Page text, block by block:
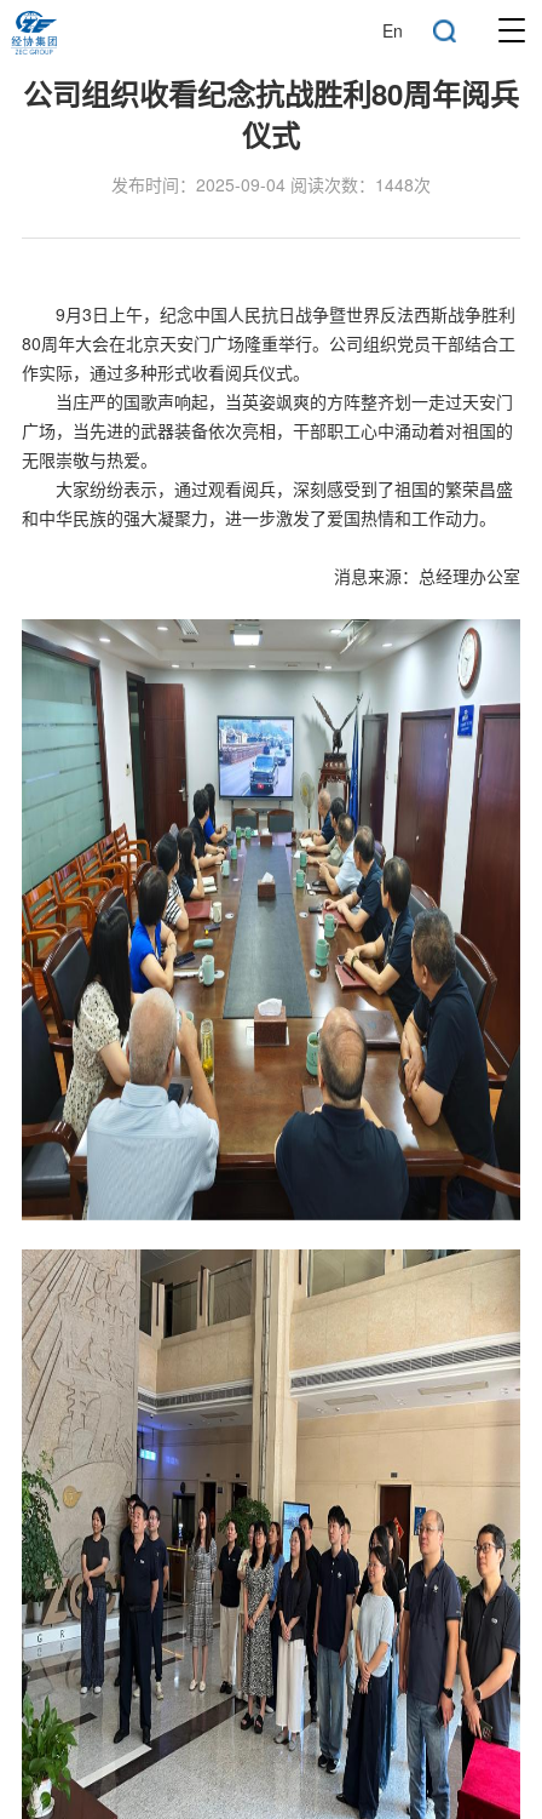
En
公司组织收看纪念抗战胜利80周年阅兵
仪式
发布时间：2025-09-04 阅读次数：1448次
9月3日上午，纪念中国人民抗日战争暨世界反法西斯战争胜利
80周年大会在北京天安门广场隆重举行。公司组织党员干部结合工
作实际，通过多种形式收看阅兵仪式。
当庄严的国歌声响起，当英姿飒爽的方阵整齐划一走过天安门
广场，当先进的武器装备依次亮相，干部职工心中涌动着对祖国的
无限崇敬与热爱。
大家纷纷表示，通过观看阅兵，深刻感受到了祖国的繁荣昌盛
和中华民族的强大凝聚力，进一步激发了爱国热情和工作动力。
消息来源：总经理办公室